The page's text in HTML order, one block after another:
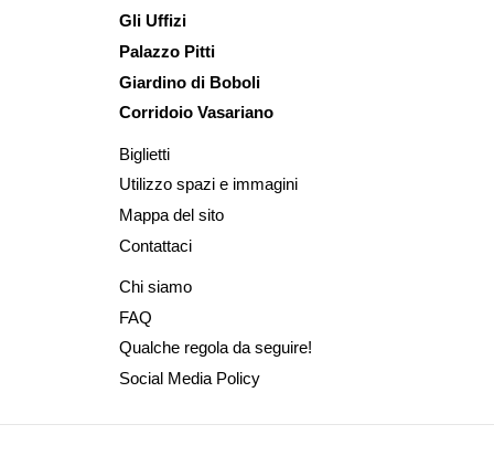
Gli Uffizi
Palazzo Pitti
Giardino di Boboli
Corridoio Vasariano
Biglietti
Utilizzo spazi e immagini
Mappa del sito
Contattaci
Chi siamo
FAQ
Qualche regola da seguire!
Social Media Policy